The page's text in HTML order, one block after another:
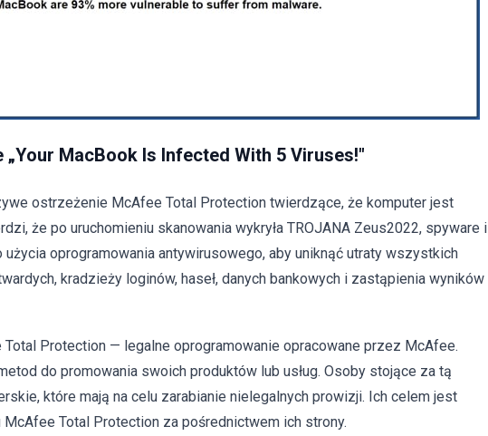
MacBook Is Infected With 5 Viruses!"
ostrzeżenie McAfee Total Protection twierdzące, że komputer jest
że po uruchomieniu skanowania wykryła TROJANA Zeus2022, spyware i
oprogramowania antywirusowego, aby uniknąć utraty wszystkich
kradzieży loginów, haseł, danych bankowych i zastąpienia wyników
Protection — legalne oprogramowanie opracowane przez McAfee.
do promowania swoich produktów lub usług. Osoby stojące za tą
które mają na celu zarabianie nielegalnych prowizji. Ich celem jest
Total Protection za pośrednictwem ich strony.